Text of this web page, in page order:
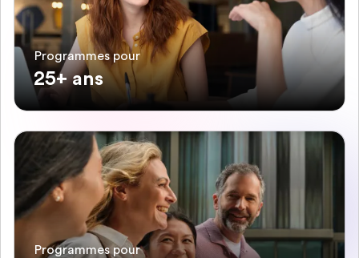
Programmes pour
25+ ans
Programmes pour